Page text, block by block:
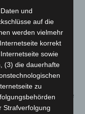
im Unterricht
Maske tragen
Maßnahme
sich der
des
einer
am Platz für alle
und
auf die
werden vielmehr
korrekt
sowie
(3) die dauerhafte
zu
Strafverfolgung